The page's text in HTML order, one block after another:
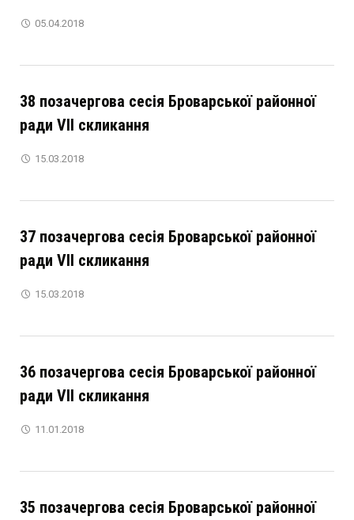
05.04.2018
38 позачергова сесія Броварської районної
ради VІІ скликання
15.03.2018
37 позачергова сесія Броварської районної
ради VІІ скликання
15.03.2018
36 позачергова сесія Броварської районної
ради VІІ скликання
11.01.2018
35 позачергова сесія Броварської районної